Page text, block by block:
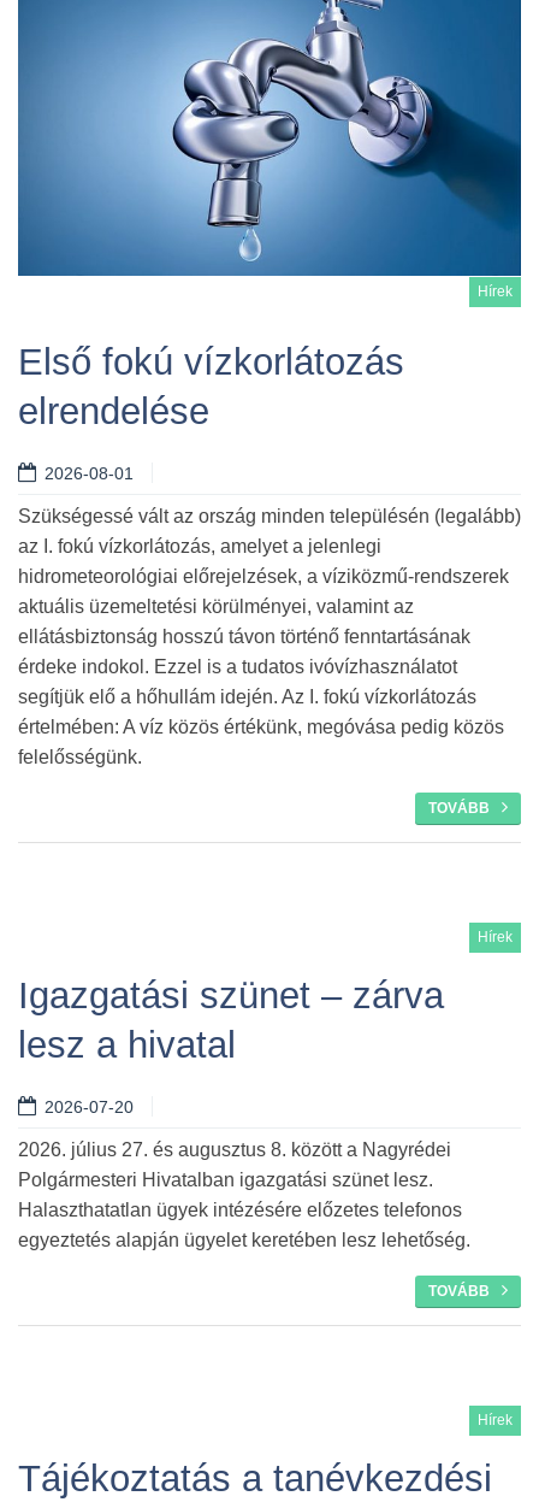
naptár 2026
Hírek
Első fokú vízkorlátozás
elrendelése
2026-08-01
Szükségessé vált az ország minden településén (legalább)
az I. fokú vízkorlátozás, amelyet a jelenlegi
hidrometeorológiai előrejelzések, a víziközmű-rendszerek
aktuális üzemeltetési körülményei, valamint az
ellátásbiztonság hosszú távon történő fenntartásának
érdeke indokol. Ezzel is a tudatos ivóvízhasználatot
segítjük elő a hőhullám idején. Az I. fokú vízkorlátozás
értelmében: A víz közös értékünk, megóvása pedig közös
felelősségünk.
TOVÁBB
Hírek
Igazgatási szünet – zárva
lesz a hivatal
2026-07-20
2026. július 27. és augusztus 8. között a Nagyrédei
Polgármesteri Hivatalban igazgatási szünet lesz.
Halaszthatatlan ügyek intézésére előzetes telefonos
egyeztetés alapján ügyelet keretében lesz lehetőség.
TOVÁBB
Hírek
Tájékoztatás a tanévkezdési